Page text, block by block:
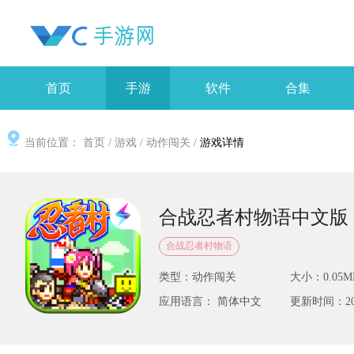
首页 手游 软件 合集
当前位置： 首页 / 游戏 / 动作闯关 / 游戏详情
合战忍者村物语中文版
合战忍者村物语
类型：动作闯关 大小：
应用语言： 简体中文 更新时间：